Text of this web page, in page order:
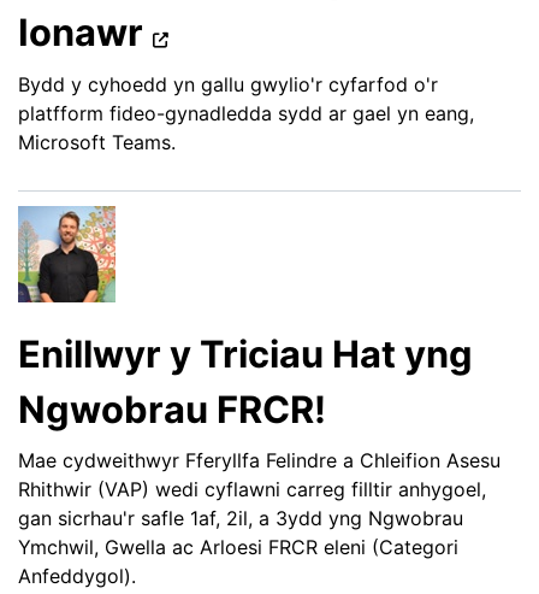
Ionawr
Bydd y cyhoedd yn gallu gwylio'r cyfarfod o'r
platfform fideo-gynadledda sydd ar gael yn eang,
Microsoft Teams.
Enillwyr y Triciau Hat yng
Ngwobrau FRCR!
Mae cydweithwyr Fferyllfa Felindre a Chleifion Asesu
Rhithwir (VAP) wedi cyflawni carreg filltir anhygoel,
gan sicrhau'r safle 1af, 2il, a 3ydd yng Ngwobrau
Ymchwil, Gwella ac Arloesi FRCR eleni (Categori
Anfeddygol).